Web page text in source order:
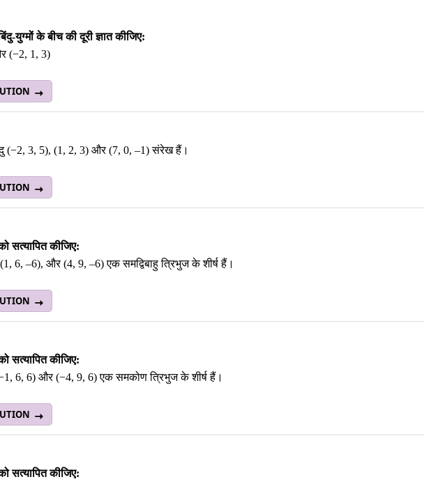
युग्मों के बीच की दूरी ज्ञात कीजिए:
(−2, 1, 3)
(−2, 3, 5), (1, 2, 3) और (7, 0, –1) संरेख हैं।
सत्यापित कीजिए:
6, –6), और (4, 9, –6) एक समद्विबाहु त्रिभुज के शीर्ष हैं।
सत्यापित कीजिए:
6, 6) और (−4, 9, 6) एक समकोण त्रिभुज के शीर्ष हैं।
सत्यापित कीजिए: